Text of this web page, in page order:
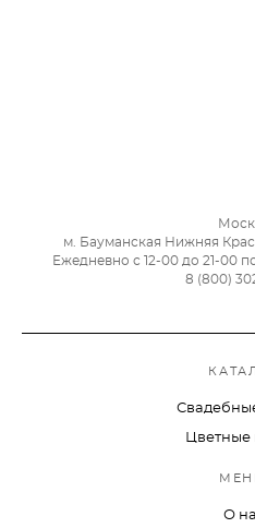
м. Бауманская Нижняя
Ежедневно с 12-00 до 21-00
8 (800)
Цветные
О